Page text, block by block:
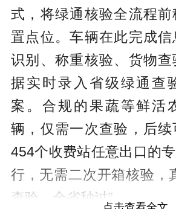
式，将绿通核验全流程
置点位。车辆在此完成
识别、称重核验、货物
据实时录入省级绿通查
案。合规的果蔬等鲜活
辆，仅需一次查验，后
454个收费站任意出口的
行，无需二次开箱核验，
查验、全省秒过”。